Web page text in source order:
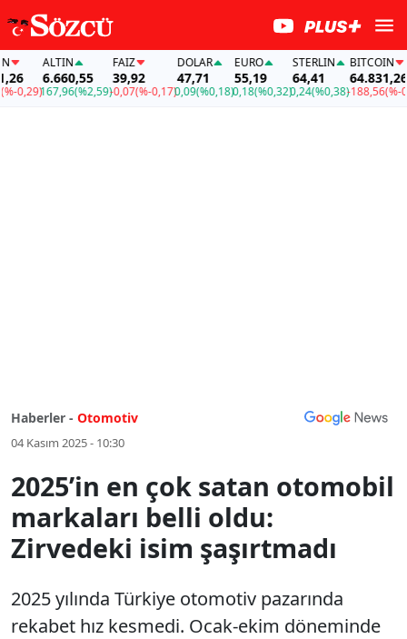
0,29)
ALTIN
6.660,55
167,96(%2,59)
FAİZ
39,92
-0,07(%-0,17)
DOLAR
47,71
0,09(%0,18)
EURO
55,19
0,18(%0,32)
STERLIN
64,41
0,24(%0,38)
BITCOIN
64.831,26
-188,56(%-
Haberler - Otomotiv
04 Kasım 2025 - 10:30
2025’in en çok satan otomobil
markaları belli oldu:
Zirvedeki isim şaşırtmadı
2025 yılında Türkiye otomotiv pazarında
rekabet hız kesmedi. Ocak-ekim döneminde